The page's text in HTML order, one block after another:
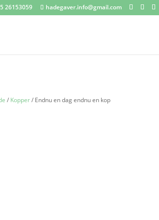
26153059 hadegaver.info@gmail.com
/ Kopper/ Endnu en dag endnu en kop